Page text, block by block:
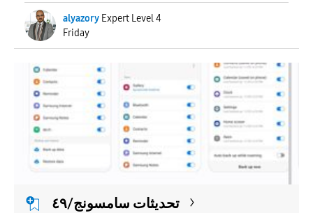
alyazory Expert Level 4
Friday
تحديثات سامسونج/٤٩